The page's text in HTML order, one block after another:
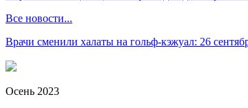
Все новости...
Врачи сменили халаты на гольф-кэжуал: 26
Осень 2023